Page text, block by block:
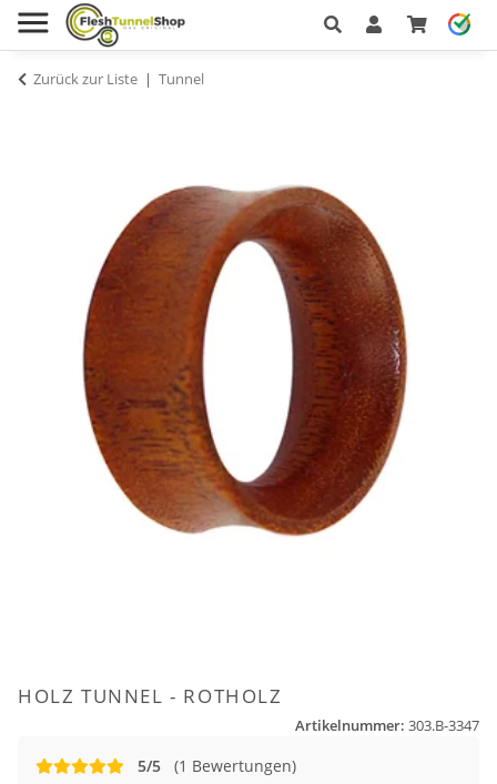
Zurück zur Liste Tunnel
HOLZ TUNNEL - ROTHOLZ
Artikelnummer: 303.B-3347
5/5 (1 Bewertungen)